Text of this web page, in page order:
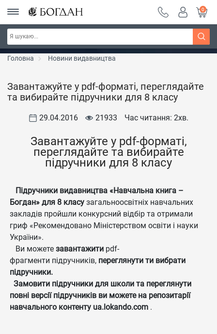
Серія "Чейзіана" ~ знижка 20%
0
Головна Новини видавництва
Завантажуйте у pdf-форматі, переглядайте
та вибирайте підручники для 8 класу
29.04.2016 21933 Час читання: 2хв.
Завантажуйте у pdf-форматі,
переглядайте та вибирайте
підручники для 8 класу
Підручники видавництва «Навчальна книга –
Богдан» для 8 класу загальноосвітніх навчальних
закладів пройшли конкурсний відбір та отримали
гриф «Рекомендовано Міністерством освіти і науки
України».
Ви можете завантажити pdf-
фрагменти підручників, переглянути ти вибрати
підручники.
Замовити підручники для школи та переглянути
повні версії підручників ви можете на репозитарії
навчального контенту ua.lokando.com .